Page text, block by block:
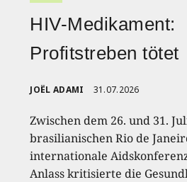
HIV-Medikament:
Profitstreben tötet
JOËL ADAMI 31.07.2026
Zwischen dem 26. und 31.
brasilianischen Rio de
internationale
Anlass kritisierte die